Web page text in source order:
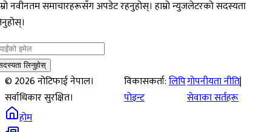
नवीनतम समाचारहरूसँग अपडेट रहनुहोस्। हाम्रो न्युजलेटरको सदस्यता
लिनुहोस्
©2026नोटिफाई नेपाल।
सर्वाधिकार सुरक्षित।
विकासकर्ता:लिपि
पोइन्ट
गोपनीयता नीति|
सेवाका सर्तहरू
होम